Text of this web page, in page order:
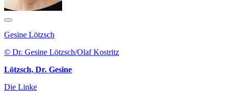
Gesine Lötzsch
© Dr. Gesine Lötzsch/Olaf Kostritz
Lötzsch, Dr. Gesine
Die Linke